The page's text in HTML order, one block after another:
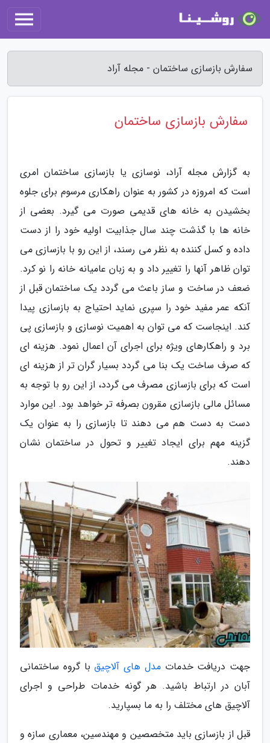
سفارش بازسازی ساختمان - مجله آراد
سفارش بازسازی ساختمان
به گزارش مجله آراد، نوسازی یا بازسازی ساختمان امری
است که امروزه در کشور به عنوان راهکاری مرسوم برای جلوه
بخشیدن به خانه های قدیمی صورت می گیرد. بعضی از
خانه ها با گذشت چند سال جذابیت اولیه خود را از دست
داده و کسل کننده به نظر می رسند، از این رو با بازسازی می
توان ظاهر آنها را تغییر داد و به زبان عامیانه خانه را نو کرد.
ضعف در ساخت و ساز باعث می گردد یک ساختمان قبل از
آنکه عمر مفید خود را سپری نماید احتیاج به بازسازی پیدا
کند. اینجاست که می توان به اهمیت نوسازی و بازسازی پی
برد و راهکارهای ویژه برای اجرای آن اعمال نمود. هزینه ای
که صرف ساخت یک بنا می گردد بسیار گران تر از هزینه ای
است که برای بازسازی مصرف می گردد، از این رو با توجه به
مسائل مالی بازسازی مقرون بصرفه تر خواهد بود. این موارد
دست به دست هم می دهند تا بازسازی را به عنوان یک
گزینه مهم برای ایجاد تغییر و تحول در ساختمان نشان
دهند.
جهت دریافت خدماتمدل های آلاچیق با گروه ساختمانی
آبان در ارتباط باشید. هر گونه خدمات طراحی و اجرای
آلاچیق های مختلف را به ما بسپارید.
قبل از بازسازی باید متخصصین و مهندسین، معماری سازه و